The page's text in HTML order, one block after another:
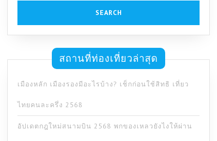
สถานที่ท่องเที่ยวล่าสุด
เมืองหลัก เมืองรองมีอะไรบ้าง? เช็กก่อนใช้สิทธิ เที่ยว
ไทยคนละครึ่ง 2568
อัปเดตกฎใหม่สนามบิน 2568 พกของเหลวยังไงให้ผ่าน